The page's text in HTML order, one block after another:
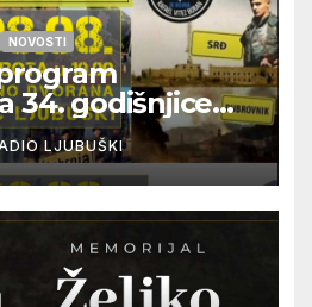
NOVOSTI
34. godišnjice
Blaža
a
LJUBUŠKI